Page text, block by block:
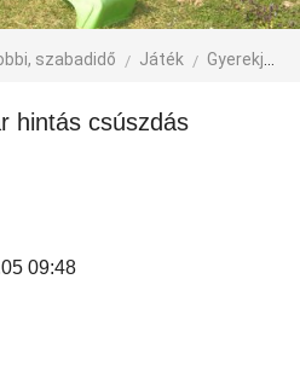
szabadidő Játék Gyerekjáték
09:48